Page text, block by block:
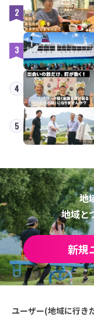
2
3
4
5
地
地域と
新規
ユーザー(地域に行き